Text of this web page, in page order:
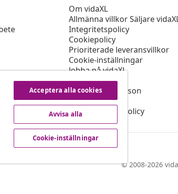
Om vidaXL
Allmänna villkor Säljare
Integritetspolicy
Cookiepolicy
Prioriterade leveransvillkor
Cookie-inställningar
Jobba på vidaXL
Säkerhet
EU Ansvarig person
Policyn för EPR
Tillgänglighetspolicy
© 2008-2026
Acceptera alla cookies
Avvisa alla
Cookie-inställningar